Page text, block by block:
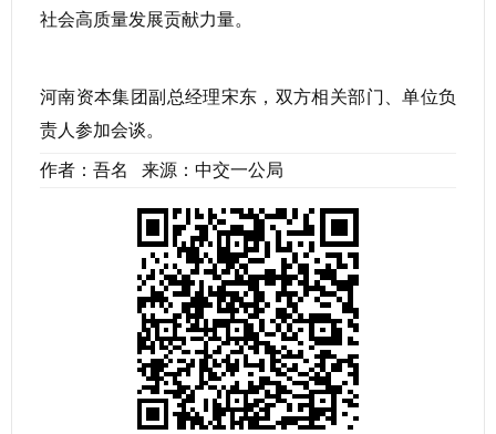
社会高质量发展贡献力量。
河南资本集团副总经理宋东，双方相关部门、单位负
责人参加会谈。
作者：吾名 来源：中交一公局